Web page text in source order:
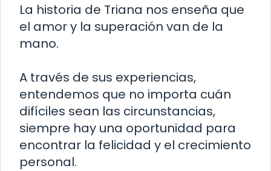
La historia de Triana nos enseña que
el amor y la superación van de la
mano.
A través de sus experiencias,
entendemos que no importa cuán
difíciles sean las circunstancias,
siempre hay una oportunidad para
encontrar la felicidad y el crecimiento
personal.